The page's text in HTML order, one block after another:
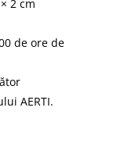
2 cm
de ore de
AERTI.